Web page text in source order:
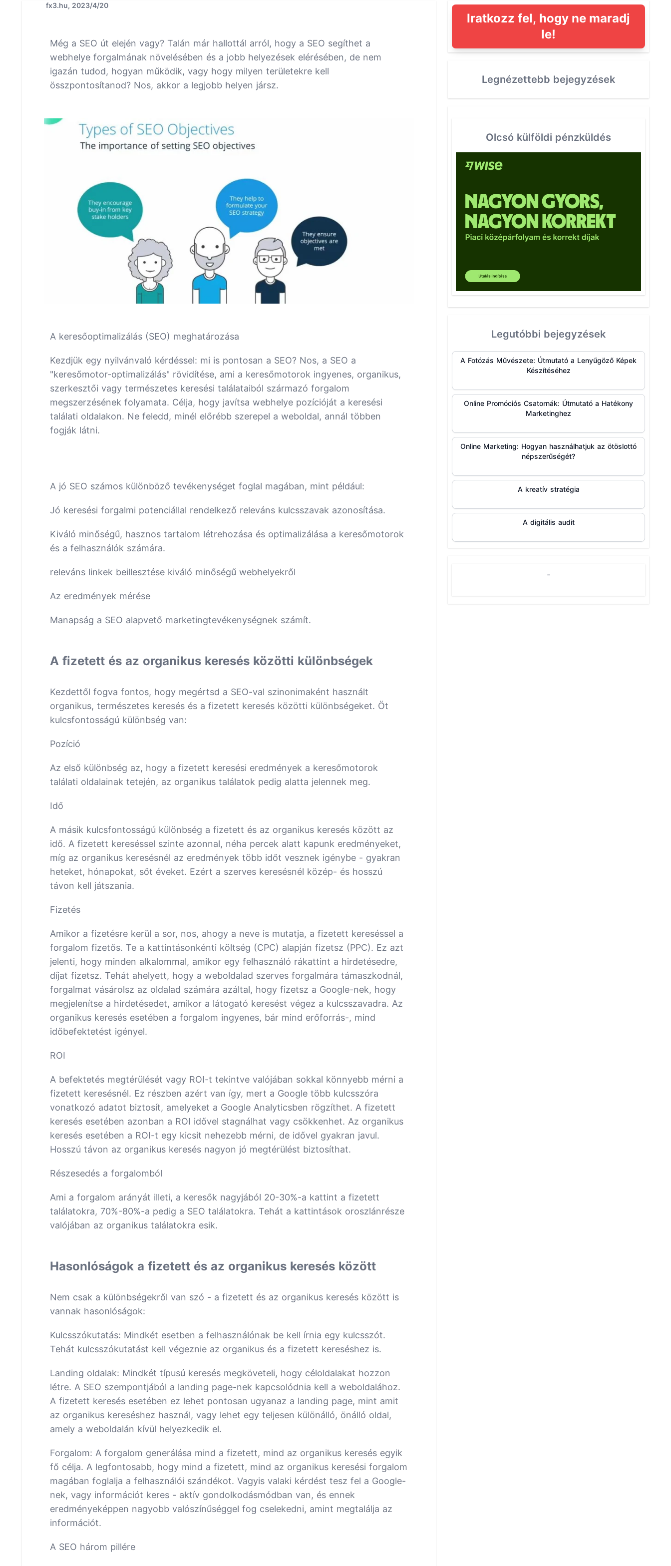
fx3.hu, 2023/4/20
Még a SEO út elején vagy? Talán már hallottál arról, hogy a SEO segíthet a
webhelye forgalmának növelésében és a jobb helyezések elérésében, de nem
igazán tudod, hogyan működik, vagy hogy milyen területekre kell
összpontosítanod? Nos, akkor a legjobb helyen jársz.
A keresőoptimalizálás (SEO) meghatározása
Kezdjük egy nyilvánvaló kérdéssel: mi is pontosan a SEO? Nos, a SEO a
"keresőmotor-optimalizálás" rövidítése, ami a keresőmotorok ingyenes, organikus,
szerkesztői vagy természetes keresési találataiból származó forgalom
megszerzésének folyamata. Célja, hogy javítsa webhelye pozícióját a keresési
találati oldalakon. Ne feledd, minél előrébb szerepel a weboldal, annál többen
fogják látni.
A jó SEO számos különböző tevékenységet foglal magában, mint például:
Jó keresési forgalmi potenciállal rendelkező releváns kulcsszavak azonosítása.
Kiváló minőségű, hasznos tartalom létrehozása és optimalizálása a keresőmotorok
és a felhasználók számára.
releváns linkek beillesztése kiváló minőségű webhelyekről
Az eredmények mérése
Manapság a SEO alapvető marketingtevékenységnek számít.
A fizetett és az organikus keresés közötti különbségek
Kezdettől fogva fontos, hogy megértsd a SEO-val szinonimaként használt
organikus, természetes keresés és a fizetett keresés közötti különbségeket. Öt
kulcsfontosságú különbség van:
Pozíció
Az első különbség az, hogy a fizetett keresési eredmények a keresőmotorok
találati oldalainak tetején, az organikus találatok pedig alatta jelennek meg.
Idő
A másik kulcsfontosságú különbség a fizetett és az organikus keresés között az
idő. A fizetett kereséssel szinte azonnal, néha percek alatt kapunk eredményeket,
míg az organikus keresésnél az eredmények több időt vesznek igénybe - gyakran
heteket, hónapokat, sőt éveket. Ezért a szerves keresésnél közép- és hosszú
távon kell játszania.
Fizetés
Amikor a fizetésre kerül a sor, nos, ahogy a neve is mutatja, a fizetett kereséssel a
forgalom fizetős. Te a kattintásonkénti költség (CPC) alapján fizetsz (PPC). Ez azt
jelenti, hogy minden alkalommal, amikor egy felhasználó rákattint a hirdetésedre,
díjat fizetsz. Tehát ahelyett, hogy a weboldalad szerves forgalmára támaszkodnál,
forgalmat vásárolsz az oldalad számára azáltal, hogy fizetsz a Google-nek, hogy
megjelenítse a hirdetésedet, amikor a látogató keresést végez a kulcsszavadra. Az
organikus keresés esetében a forgalom ingyenes, bár mind erőforrás-, mind
időbefektetést igényel.
ROI
A befektetés megtérülését vagy ROI-t tekintve valójában sokkal könnyebb mérni a
fizetett keresésnél. Ez részben azért van így, mert a Google több kulcsszóra
vonatkozó adatot biztosít, amelyeket a Google Analyticsben rögzíthet. A fizetett
keresés esetében azonban a ROI idővel stagnálhat vagy csökkenhet. Az organikus
keresés esetében a ROI-t egy kicsit nehezebb mérni, de idővel gyakran javul.
Hosszú távon az organikus keresés nagyon jó megtérülést biztosíthat.
Részesedés a forgalomból
Ami a forgalom arányát illeti, a keresők nagyjából 20-30%-a kattint a fizetett
találatokra, 70%-80%-a pedig a SEO találatokra. Tehát a kattintások oroszlánrésze
valójában az organikus találatokra esik.
Hasonlóságok a fizetett és az organikus keresés között
Nem csak a különbségekről van szó - a fizetett és az organikus keresés között is
vannak hasonlóságok:
Kulcsszókutatás: Mindkét esetben a felhasználónak be kell írnia egy kulcsszót.
Tehát kulcsszókutatást kell végeznie az organikus és a fizetett kereséshez is.
Landing oldalak: Mindkét típusú keresés megköveteli, hogy céloldalakat hozzon
létre. A SEO szempontjából a landing page-nek kapcsolódnia kell a weboldalához.
A fizetett keresés esetében ez lehet pontosan ugyanaz a landing page, mint amit
az organikus kereséshez használ, vagy lehet egy teljesen különálló, önálló oldal,
amely a weboldalán kívül helyezkedik el.
Forgalom: A forgalom generálása mind a fizetett, mind az organikus keresés egyik
fő célja. A legfontosabb, hogy mind a fizetett, mind az organikus keresési forgalom
magában foglalja a felhasználói szándékot. Vagyis valaki kérdést tesz fel a Google-
nek, vagy információt keres - aktív gondolkodásmódban van, és ennek
eredményeképpen nagyobb valószínűséggel fog cselekedni, amint megtalálja az
információt.
A SEO három pillére
Iratkozz fel, hogy ne maradj
le!
Legnézettebb bejegyzések
Olcsó külföldi pénzküldés
Legutóbbi bejegyzések
A Fotózás Művészete: Útmutató a Lenyűgöző Képek
Készítéséhez
Online Promóciós Csatornák: Útmutató a Hatékony
Marketinghez
Online Marketing: Hogyan használhatjuk az ötöslottó
népszerűségét?
A kreatív stratégia
A digitális audit
-